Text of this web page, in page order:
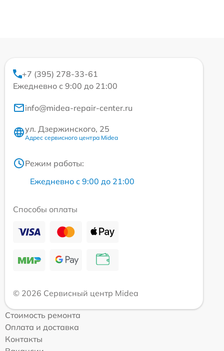
+7 (395) 278-33-61
Ежедневно с 9:00 до 21:00
info@midea-repair-center.ru
ул. Дзержинского, 25
Адрес сервисного центра Midea
Режим работы:
Ежедневно с 9:00 до 21:00
Способы оплаты
© 2026 Сервисный центр Midea
Стоимость ремонта
Оплата и доставка
Контакты